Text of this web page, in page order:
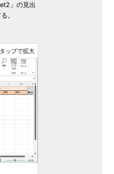
」の見出
。